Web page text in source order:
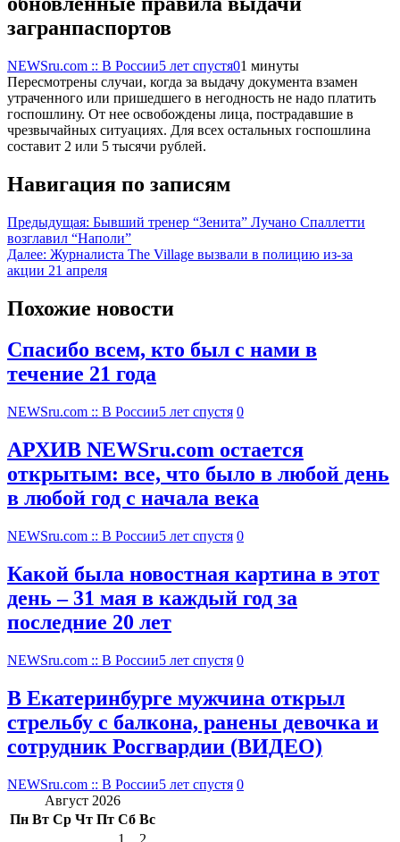
загранпаспортов
NEWSru.com :: В России5 лет спустя01 минуты
Пересмотрены случаи, когда за выдачу документа взамен
утраченного или пришедшего в негодность не надо платить
госпошлину. От нее освобождены лица, пострадавшие в
чрезвычайных ситуациях. Для всех остальных госпошлина
составит 2 или 5 тысячи рублей.
Навигация по записям
Предыдущая: Бывший тренер “Зенита” Лучано Спаллетти
возглавил “Наполи”
Далее: Журналиста The Village вызвали в полицию из-за
акции 21 апреля
Похожие новости
Спасибо всем, кто был с нами в
течение 21 года
NEWSru.com :: В России5 лет спустя 0
АРХИВ NEWSru.com остается
открытым: все, что было в любой день
в любой год с начала века
NEWSru.com :: В России5 лет спустя 0
Какой была новостная картина в этот
день – 31 мая в каждый год за
последние 20 лет
NEWSru.com :: В России5 лет спустя 0
В Екатеринбурге мужчина открыл
стрельбу с балкона, ранены девочка и
сотрудник Росгвардии (ВИДЕО)
NEWSru.com :: В России5 лет спустя 0
Август 2026
Пн Вт Ср Чт Пт Сб Вс
1
2